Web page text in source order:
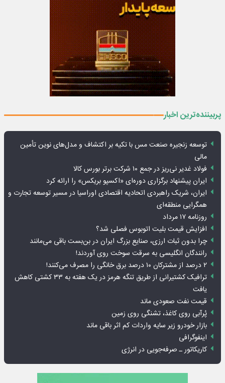
پربیننده‌ترین اخبار
توسعه زنجیره صنعت مس با تکیه بر اکتشاف و مدل‌های نوین تأمین
مالی
فولاد غدیر نی‌ریز در جمع ۱۰ شرکت برتر بورس کالا
ایران پیشنهاد برگزاری دوره‌ای «اکسپو بریکس» را ارائه کرد
ایران، شریک راهبردی اتحادیه اقتصادی اوراسیا در مسیر توسعه تجارت و
همگرایی منطقه‌ای
روزنامه ۱۷ مرداد
افزایش قیمت بلیت اتوبوس فصلی شد؟
چرا بدون ثبات ارزی، صنایع بزرگ ایران در بن‌بست باقی می‌مانند
رانندگان انگلیسی به سرقت سوخت روی آوردند!
۲ درصد از مشترکان ۱۰ درصد برق خانگی را مصرف می‌کنند!
ترافیک کشتیرانی از طریق تنگه هرمز در یک هفته به ۳۳ کشتی کاهش
یافت
قیمت نفت صعودی ماند
پُرآبی روی کاغذ، تشنگی روی زمین
بازار خودرو زیر سایه واردات کم اثر باقی ماند
اینفوگرافی
کاریکاتور ـ صرفه‌جویی در انرژی